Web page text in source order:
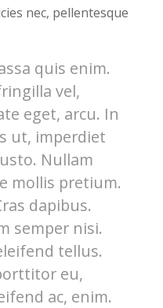
nec, pellentesque
quis enim.
vel,
eget, arcu. In
ut, imperdiet
Nullam
mollis pretium.
dapibus.
semper nisi.
tellus.
eu,
ac, enim.